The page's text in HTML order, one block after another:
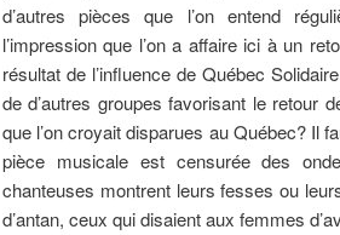
d’autres pièces que l’on entend
l’impression que l’on a affaire ici à un
résultat de l’influence de Québec
de d’autres groupes favorisant le retour
que l’on croyait disparues au Québec? Il
pièce musicale est censurée des
chanteuses montrent leurs fesses ou
d’antan, ceux qui disaient aux femmes